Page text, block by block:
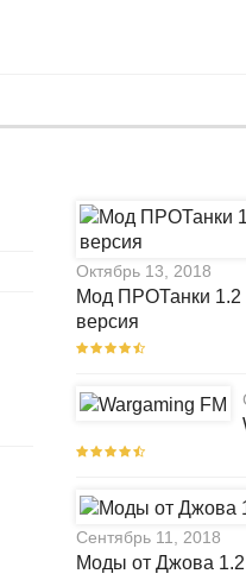
Октябрь 13, 2018
Мод ПРОТанки 1.2
версия
Сентябрь 11, 2018
Моды от Джова